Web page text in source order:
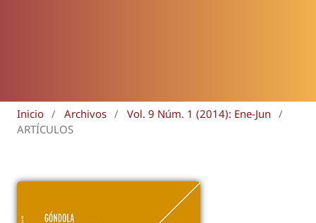
Inicio / Archivos / Vol. 9 Núm. 1 (2014): Ene-Jun
/
ARTÍCULOS